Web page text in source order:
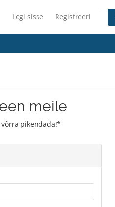
Logi sisse Registreeri
meile
võrra pikendada!*